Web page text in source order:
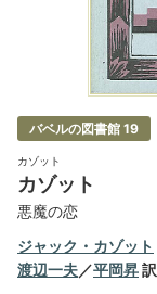
バベルの図書館 19
カゾット
カゾット
悪魔の恋
ジャック・カゾット
渡辺一夫／平岡昇訳